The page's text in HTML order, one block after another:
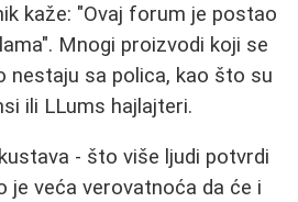
kaže: "Ovaj forum je postao
Mnogi proizvodi koji se
nestaju sa polica, kao što su
ili LLums hajlajteri.
- što više ljudi potvrdi
je veća verovatnoća da će i